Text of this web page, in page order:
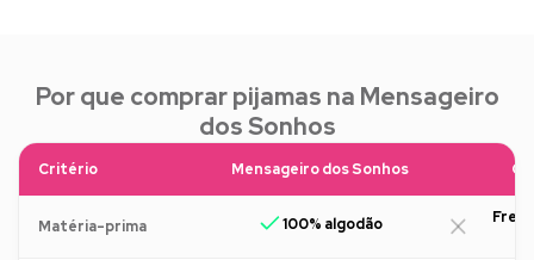
Por que comprar pijamas na Mensageiro
dos Sonhos
Critério Mensageiro dos Sonhos
Matéria-prima 100% algodão